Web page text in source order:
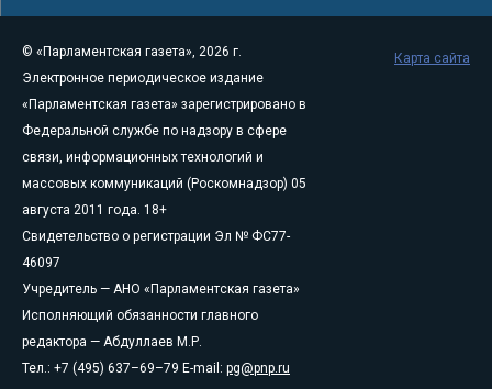
© «Парламентская газета», 2026 г.
Электронное периодическое издание
«Парламентская газета» зарегистрировано в
Федеральной службе по надзору в сфере
связи, информационных технологий и
массовых коммуникаций (Роскомнадзор) 05
августа 2011 года. 18+
Свидетельство о регистрации Эл № ФС77-
46097
Учредитель — АНО «Парламентская газета»
Исполняющий обязанности главного
редактора — Абдуллаев М.Р.
Тел.: +7 (495) 637–69–79 E-mail: pg@pnp.ru
Карта сайта